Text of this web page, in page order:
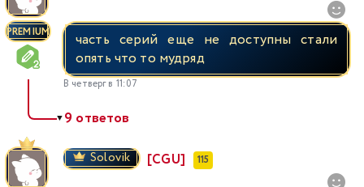
PREMIUM
часть серий еще не доступны стали
опять что то мудряд
В четверг в 11:07
▼9 ответов
Solovik [CGU] 115